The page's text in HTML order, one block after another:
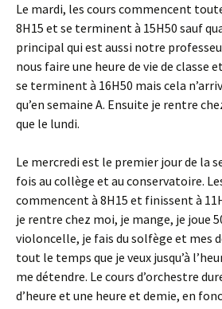
Le mardi, les cours commencent
8H15 et se terminent à 15H50 sauf
principal qui est aussi notre
nous faire une heure de vie de classe
se terminent à 16H50 mais cela
qu’en semaine A. Ensuite je rentre
que le lundi.
Le mercredi est le premier jour de la
fois au collège et au conservatoire.
commencent à 8H15 et finissent à
je rentre chez moi, je mange, je joue
violoncelle, je fais du solfège et mes
tout le temps que je veux jusqu’à
me détendre. Le cours d’orchestre
d’heure et une heure et demie, en